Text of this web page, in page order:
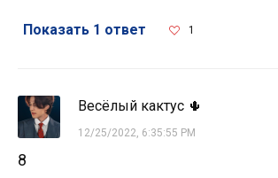
Показать 1 ответ 1
Весёлый кактус 🌵
12/25/2022, 6:35:55 PM
8